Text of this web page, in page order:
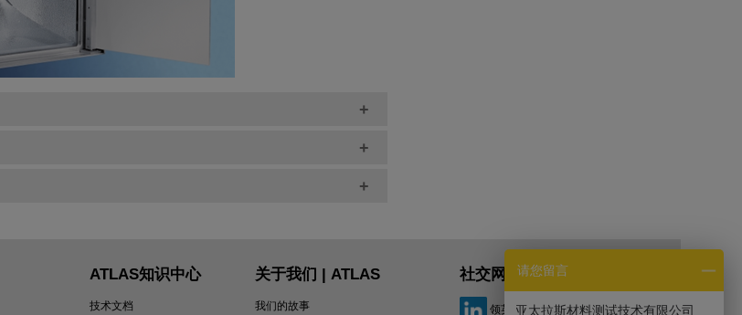
+
+
+
社交网络
领英
ATLAS知识中心
技术文档
关于我们 | ATLAS
我们的故事
请您留言
亚太拉斯材料测试技术有限公司